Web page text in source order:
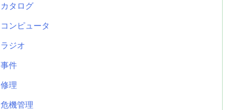
カタログ
コンピュータ
ラジオ
事件
修理
危機管理